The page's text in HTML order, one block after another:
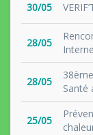
30/05
28/05
28/05
Santé
25/05